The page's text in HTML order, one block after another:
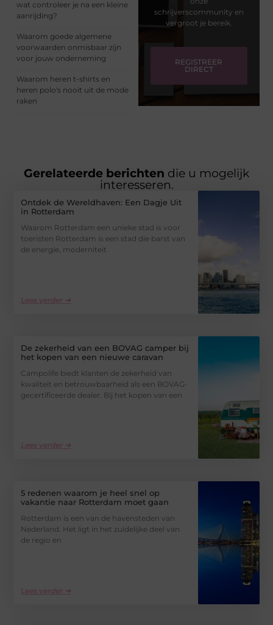
wat controleer je na een kleine
aanrijding?
Waarom goede algemene
voorwaarden onmisbaar zijn
voor jouw onderneming
Waarom heren t-shirts en
heren polo's nooit uit de mode
raken
schrijverscommunity en
vergroot je bereik.
REGISTREER
DIRECT
Gerelateerde berichten die u mogelijk
interesseren.
Ontdek de Wereldhaven: Een Dagje Uit
in Rotterdam
Waarom Rotterdam een unieke stad is voor
toeristen Rotterdam is een stad die barst van
de energie, moderniteit
Lees verder ➜
De zekerheid van een BOVAG camper bij
het kopen van een nieuwe caravan
Campolife biedt klanten de zekerheid van
kwaliteit en betrouwbaarheid als een BOVAG-
gecertificeerde dealer. Bij het kopen van een
Lees verder ➜
5 redenen waarom je heel snel op
vakantie naar Rotterdam moet gaan
Rotterdam is een van de havensteden van
Nederland. Het ligt in het zuidelijke deel van
de regio en
Lees verder ➜